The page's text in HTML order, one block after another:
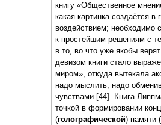
книгу «Общественное
какая картинка создаётся в
воздействием; необходимо
к простейшим решениям с
в то, во что уже якобы
девизом книги стало
миром», откуда вытекала
надо мыслить, надо
чувствами [44]. Книга
точкой в формировании
(голографической) памяти